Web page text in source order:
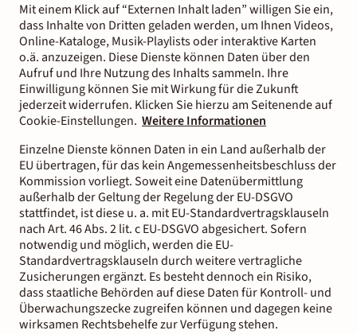
Mit einem Klick auf “Externen Inhalt laden” willigen Sie ein,
dass Inhalte von Dritten geladen werden, um Ihnen Videos,
Online-Kataloge, Musik-Playlists oder interaktive Karten
o.ä. anzuzeigen. Diese Dienste können Daten über den
Aufruf und Ihre Nutzung des Inhalts sammeln. Ihre
Einwilligung können Sie mit Wirkung für die Zukunft
jederzeit widerrufen. Klicken Sie hierzu am Seitenende auf
Cookie-Einstellungen. Weitere Informationen
Einzelne Dienste können Daten in ein Land außerhalb der
EU übertragen, für das kein Angemessenheitsbeschluss der
Kommission vorliegt. Soweit eine Datenübermittlung
außerhalb der Geltung der Regelung der EU-DSGVO
stattfindet, ist diese u. a. mit EU-Standardvertragsklauseln
nach Art. 46 Abs. 2 lit. c EU-DSGVO abgesichert. Sofern
notwendig und möglich, werden die EU-
Standardvertragsklauseln durch weitere vertragliche
Zusicherungen ergänzt. Es besteht dennoch ein Risiko,
dass staatliche Behörden auf diese Daten für Kontroll- und
Überwachungszecke zugreifen können und dagegen keine
wirksamen Rechtsbehelfe zur Verfügung stehen.